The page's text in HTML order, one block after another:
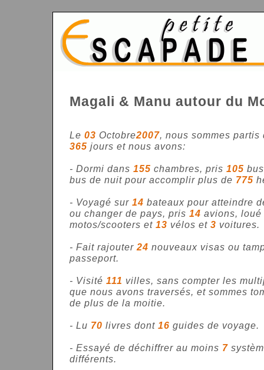
Magali & Manu autour du
Le 03 Octobre2007, nous sommes
365 jours et nous avons:
- Dormi dans 155 chambres, pris 105
bus de nuit pour accomplir plus de 775
- Voyagé sur 14 bateaux pour atteindre
ou changer de pays, pris 14 avions, loué
motos/scooters et 13 vélos et 3 voitures.
- Fait rajouter 24 nouveaux visas ou
passeport.
- Visité 111 villes, sans compter les
que nous avons traversés, et sommes
de plus de la moitie.
- Lu 70 livres dont 16 guides de voyage.
- Essayé de déchiffrer au moins 7
différents.